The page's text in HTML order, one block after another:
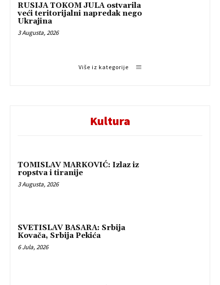
RUSIJA TOKOM JULA ostvarila
veći teritorijalni napredak nego
Ukrajina
3 Augusta, 2026
Više iz kategorije
Kultura
TOMISLAV MARKOVIĆ: Izlaz iz
ropstva i tiranije
3 Augusta, 2026
SVETISLAV BASARA: Srbija
Kovača, Srbija Pekića
6 Jula, 2026